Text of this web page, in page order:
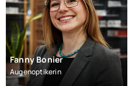
Fanny Bonier
Augenoptikerin